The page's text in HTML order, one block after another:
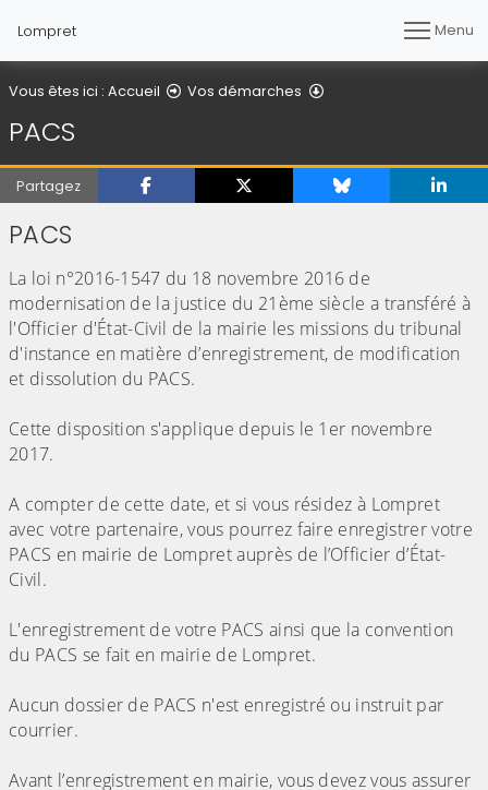
Lompret Menu
Vous êtes ici : Accueil Vos démarches
PACS
Partagez
PACS
La loi n°2016-1547 du 18 novembre 2016 de
modernisation de la justice du 21ème siècle a transféré à
l'Officier d'État-Civil de la mairie les missions du tribunal
d'instance en matière d’enregistrement, de modification
et dissolution du PACS.
Cette disposition s'applique depuis le 1er novembre
2017.
A compter de cette date, et si vous résidez à Lompret
avec votre partenaire, vous pourrez faire enregistrer votre
PACS en mairie de Lompret auprès de l’Officier d’État-
Civil.
L'enregistrement de votre PACS ainsi que la convention
du PACS se fait en mairie de Lompret.
Aucun dossier de PACS n'est enregistré ou instruit par
courrier.
Avant l’enregistrement en mairie, vous devez vous assurer